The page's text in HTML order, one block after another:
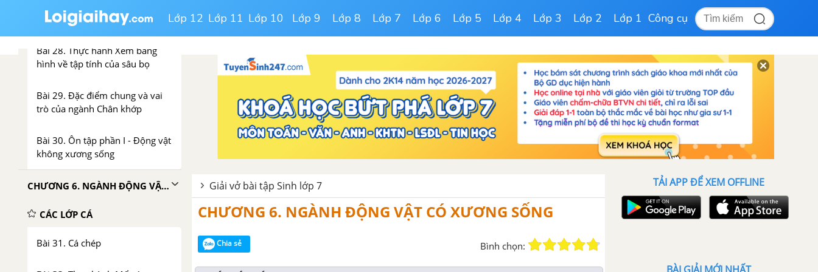
Lớp 12 Lớp 11 Lớp 10 Lớp 9 Lớp 8 Lớp 7 Lớp 6 Lớp 5 Lớp 4 Lớp 3 Lớp 2 Lớp 1 Công cụ
chung của lớp Sâu bọ
Bài 28. Thực hành Xem băng
hình về tập tính của sâu bọ
Bài 29. Đặc điểm chung và vai
trò của ngành Chân khớp
Bài 30. Ôn tập phần I - Động vật
không xương sống
CHƯƠNG 6. NGÀNH ĐỘNG VẬT CÓ XƯƠNG SỐNG
CÁC LỚP CÁ
Bài 31. Cá chép
Giải vở bài tập Sinh lớp 7
CHƯƠNG 6. NGÀNH ĐỘNG VẬT CÓ XƯƠNG SỐNG
Chia sẻ Bình chọn:
TẢI APP ĐỂ XEM OFFLINE